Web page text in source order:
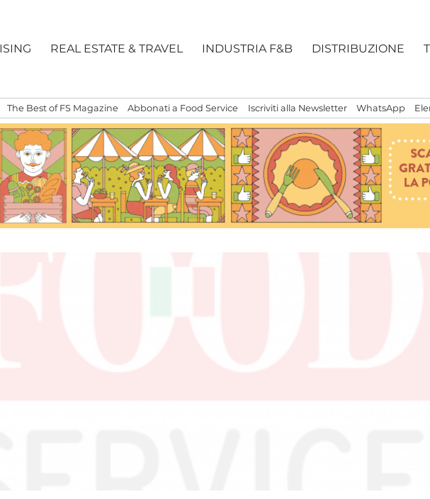
REAL ESTATE & TRAVEL INDUSTRIA F&B DISTRIBUZIONE
The Best of FS Magazine Abbonati a Food Service Iscriviti alla Newsletter WhatsApp